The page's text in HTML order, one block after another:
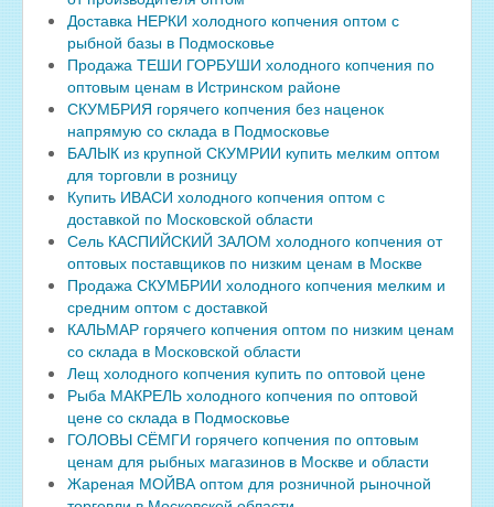
Доставка НЕРКИ холодного копчения оптом с
рыбной базы в Подмосковье
Продажа ТЕШИ ГОРБУШИ холодного копчения по
оптовым ценам в Истринском районе
СКУМБРИЯ горячего копчения без наценок
напрямую со склада в Подмосковье
БАЛЫК из крупной СКУМРИИ купить мелким оптом
для торговли в розницу
Купить ИВАСИ холодного копчения оптом с
доставкой по Московской области
Сель КАСПИЙСКИЙ ЗАЛОМ холодного копчения от
оптовых поставщиков по низким ценам в Москве
Продажа СКУМБРИИ холодного копчения мелким и
средним оптом с доставкой
КАЛЬМАР горячего копчения оптом по низким ценам
со склада в Московской области
Лещ холодного копчения купить по оптовой цене
Рыба МАКРЕЛЬ холодного копчения по оптовой
цене со склада в Подмосковье
ГОЛОВЫ СЁМГИ горячего копчения по оптовым
ценам для рыбных магазинов в Москве и области
Жареная МОЙВА оптом для розничной рыночной